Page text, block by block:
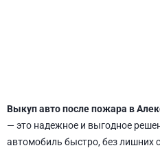
Выкуп авто после пожара в
— это надежное и выгодное
автомобиль быстро, без лишних